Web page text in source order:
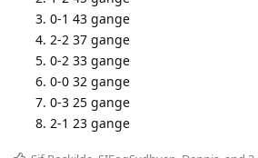
0-1 43 gange
2-2 37 gange
0-2 33 gange
0-0 32 gange
0-3 25 gange
2-1 23 gange